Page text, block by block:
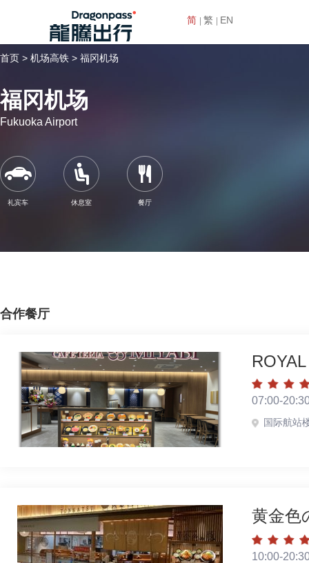
简 繁 EN
首页 > 机场高铁 > 福冈机场
福冈机场
Fukuoka Airport
礼宾车 休息室 餐厅
合作餐厅
07:00-
国际航站
黄金色
10:00-